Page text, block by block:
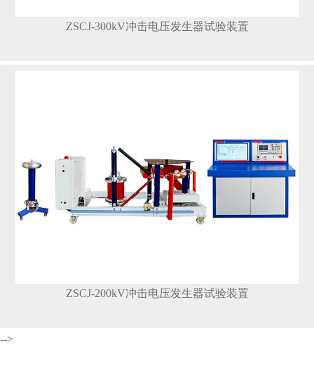
ZSCJ-300kV冲击电压发生器试验装置
ZSCJ-200kV冲击电压发生器试验装置
-->